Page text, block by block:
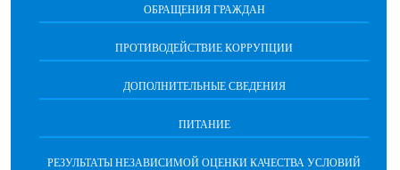
ОБРАЩЕНИЯ ГРАЖДАН
ПРОТИВОДЕЙСТВИЕ КОРРУПЦИИ
ДОПОЛНИТЕЛЬНЫЕ СВЕДЕНИЯ
ПИТАНИЕ
РЕЗУЛЬТАТЫ НЕЗАВИСИМОЙ ОЦЕНКИ КАЧЕСТВА УСЛОВИЙ